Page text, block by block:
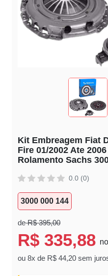
Kit Embreagem Fiat
Fire 01/2002 Ate
Rolamento Sachs
0.0 (0)
3000 000 144
deR$ 395,00
R$ 335,88
ou 8x de R$ 44,20 sem